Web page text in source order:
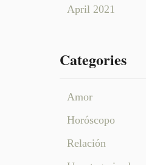
April 2021
Categories
Amor
Horóscopo
Relación